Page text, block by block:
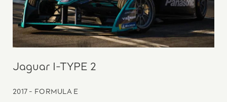
Jaguar I-TYPE 2
2017 - FORMULA E